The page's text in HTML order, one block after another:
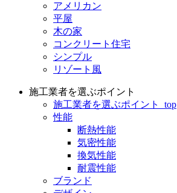
アメリカン
平屋
木の家
コンクリート住宅
シンプル
リゾート風
施工業者を選ぶポイント
施工業者を選ぶポイント_top
性能
断熱性能
気密性能
換気性能
耐震性能
ブランド